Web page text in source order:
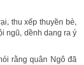
thu xếp thuyền bè,
ngũ, dềnh dang ra ý
rằng quân Ngô đã